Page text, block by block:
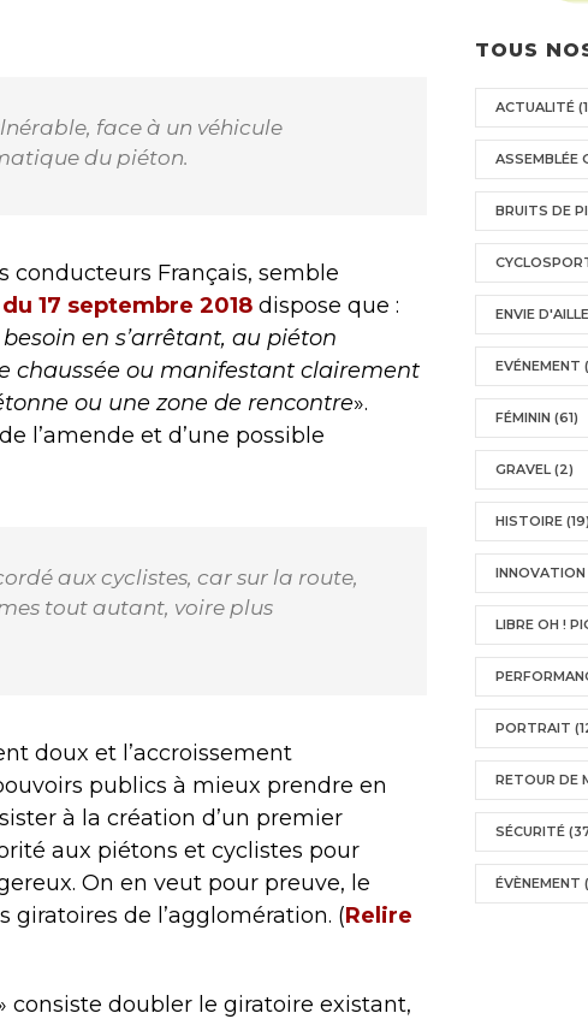
face à un véhicule
du piéton.
conducteurs Français, semble
17 septembre 2018 dispose que :
en s’arrêtant, au piéton
chaussée ou manifestant clairement
ou une zone de rencontre».
l’amende et d’une possible
aux cyclistes, car sur la route,
tout autant, voire plus
doux et l’accroissement
publics à mieux prendre en
à la création d’un premier
aux piétons et cyclistes pour
On en veut pour preuve, le
giratoires de l’agglomération. (Relire
consiste doubler le giratoire existant,
TOUS
ACTUALITÉ
ASSEMBLÉE
BRUITS DE
ENVIE
EVÉNEMENT
FÉMININ (61)
GRAVEL (2)
HISTOIRE (19)
INNOVATION
LIBRE OH !
PORTRAIT
RETOUR DE
SÉCURITÉ
ÉVÈNEMENT